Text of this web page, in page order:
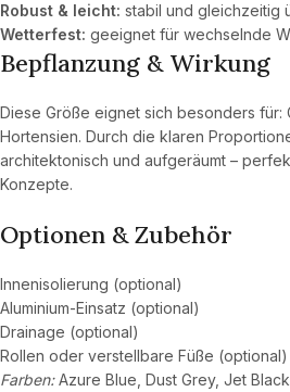
Robust & leicht: stabil und gleichzeitig
Wetterfest: geeignet für wechselnde
Bepflanzung & Wirkung
Diese Größe eignet sich besonders für:
Hortensien. Durch die klaren
architektonisch und aufgeräumt –
Konzepte.
Optionen & Zubehör
Innenisolierung (optional)
Aluminium-Einsatz (optional)
Drainage (optional)
Rollen oder verstellbare Füße (optional)
Farben:Azure Blue, Dust Grey, Jet